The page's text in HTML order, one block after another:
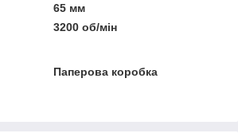
65 мм
3200 об/мін
Паперова коробка